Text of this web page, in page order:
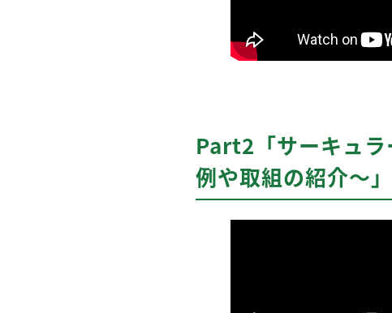
Part2「サーキュ
例や取組の紹介～」